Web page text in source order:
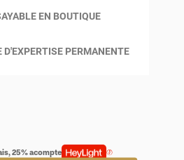
EN BOUTIQUE
D'EXPERTISE PERMANENTE
25% acompte